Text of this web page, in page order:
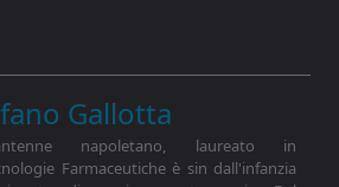
Gallotta
napoletano, laureato in
Farmaceutiche è sin dall'infanzia